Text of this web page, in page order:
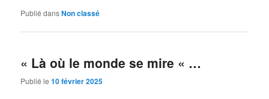
Publié dansNon classé
« Là où le monde se mire « …
Publié le10 février 2025